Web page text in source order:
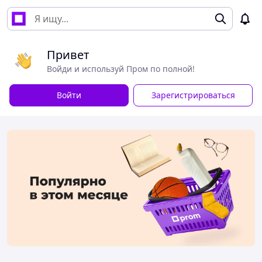
Привет
Войди и используй Пром по полной!
Войти Зарегистрироваться